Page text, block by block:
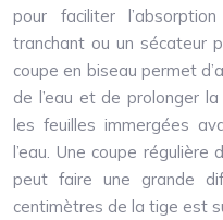
pour faciliter
tranchant ou un sécateur
coupe en biseau permet
de l’eau et de prolonger
les feuilles immergées
l’eau. Une coupe
peut faire une grande
centimètres de la tige est